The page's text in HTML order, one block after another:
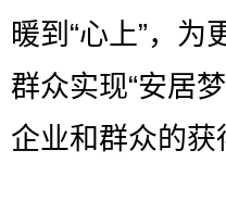
暖到“心上”，
群众实现“安居
企业和群众的